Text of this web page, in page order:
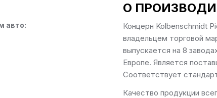
авто:
О
Концерн Kolbenschmidt
владельцем торговой
выпускается на 8
Европе. Является
Соответствует
Качество продукции